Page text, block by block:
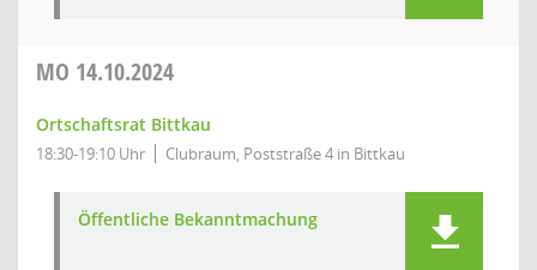
MO 14.10.2024
Ortschaftsrat Bittkau
18:30-19:10 Uhr Clubraum, Poststraße 4 in Bittkau
Öffentliche Bekanntmachung